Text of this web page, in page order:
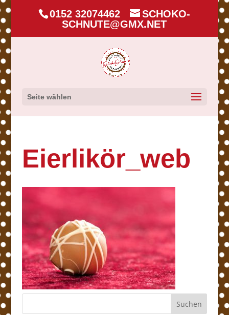
0152 32074462
SCHOKO-
SCHNUTE@GMX.NET
Seite wählen
Eierlikör_web